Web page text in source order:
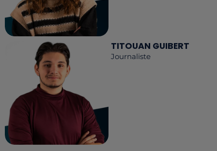
TITOUAN GUIBERT
Journaliste